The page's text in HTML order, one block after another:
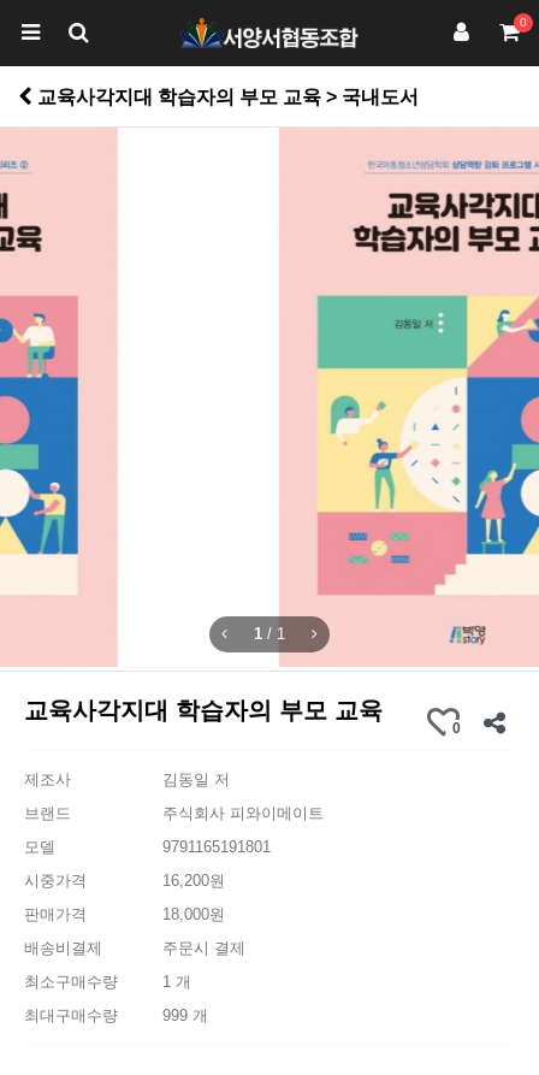
0
교육사각지대 학습자의 부모 교육 > 국내도서
1 / 1
교육사각지대 학습자의 부모 교육
0
제조사
김동일 저
브랜드
주식회사 피와이메이트
모델
9791165191801
시중가격
16,200원
판매가격
18,000원
배송비결제
주문시 결제
최소구매수량
1 개
최대구매수량
999 개